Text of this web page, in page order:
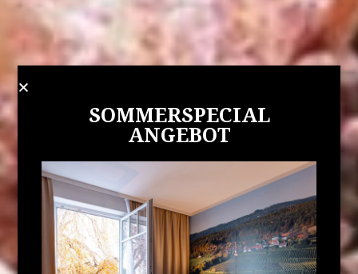
SOMMERSPECIAL
ANGEBOT